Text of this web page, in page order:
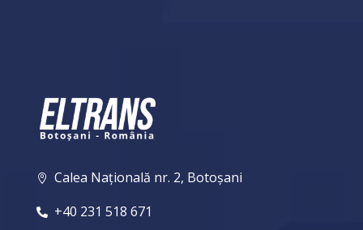
 Calea Națională nr. 2, Botoșani
 +40 231 518 671